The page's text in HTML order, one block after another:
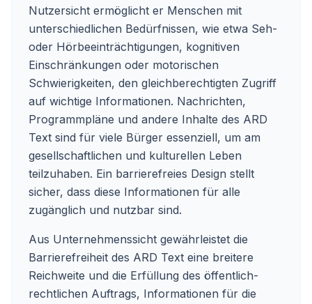
Nutzersicht ermöglicht er Menschen mit
unterschiedlichen Bedürfnissen, wie etwa Seh-
oder Hörbeeinträchtigungen, kognitiven
Einschränkungen oder motorischen
Schwierigkeiten, den gleichberechtigten Zugriff
auf wichtige Informationen. Nachrichten,
Programmpläne und andere Inhalte des ARD
Text sind für viele Bürger essenziell, um am
gesellschaftlichen und kulturellen Leben
teilzuhaben. Ein barrierefreies Design stellt
sicher, dass diese Informationen für alle
zugänglich und nutzbar sind.
Aus Unternehmenssicht gewährleistet die
Barrierefreiheit des ARD Text eine breitere
Reichweite und die Erfüllung des öffentlich-
rechtlichen Auftrags, Informationen für die